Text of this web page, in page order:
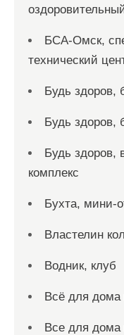
БСА-Омск,
технический
Будь здоров,
Будь здоров,
Будь здоров,
комплекс
Бухта, мини-
Властелин
Водник, клуб
Всё для дома
Все для дома